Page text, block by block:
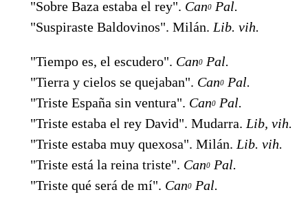
"Sobre Baza estaba el rey". Can0 Pal.
"Suspiraste Baldovinos". Milán. Lib. vih.
"Tiempo es, el escudero". Can0 Pal.
"Tierra y cielos se quejaban". Can0 Pal.
"Triste España sin ventura". Can0 Pal.
"Triste estaba el rey David". Mudarra. Lib, vih.
"Triste estaba muy quexosa". Milán. Lib. vih.
"Triste está la reina triste". Can0 Pal.
"Triste qué será de mí". Can0 Pal.